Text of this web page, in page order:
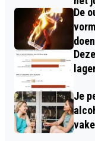
De
doen
Je